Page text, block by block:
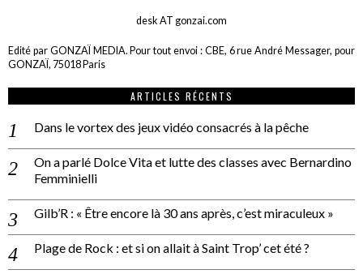
desk AT gonzai.com
Edité par GONZAÏ MEDIA. Pour tout envoi : CBE, 6 rue André Messager, pour
GONZAÏ, 75018 Paris
ARTICLES RÉCENTS
Dans le vortex des jeux vidéo consacrés à la pêche
On a parlé Dolce Vita et lutte des classes avec Bernardino
Femminielli
Gilb’R : « Être encore là 30 ans après, c’est miraculeux »
Plage de Rock : et si on allait à Saint Trop’ cet été ?